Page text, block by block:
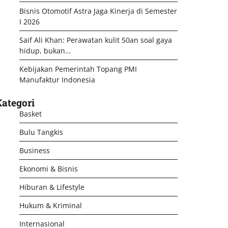
Bisnis Otomotif Astra Jaga Kinerja di Semester
I 2026
Saif Ali Khan: Perawatan kulit 50an soal gaya
hidup, bukan…
Kebijakan Pemerintah Topang PMI
Manufaktur Indonesia
Basket
Bulu Tangkis
Business
Ekonomi & Bisnis
Hiburan & Lifestyle
Hukum & Kriminal
Internasional